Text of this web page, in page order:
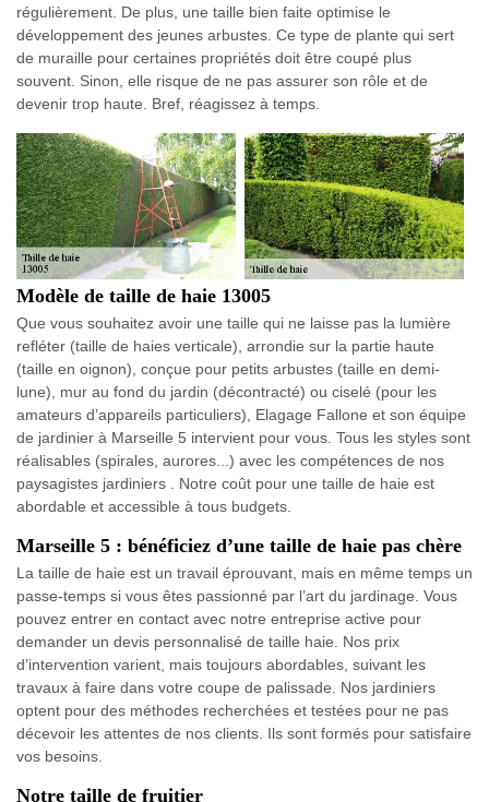
régulièrement. De plus, une taille bien faite optimise le
développement des jeunes arbustes. Ce type de plante qui sert
de muraille pour certaines propriétés doit être coupé plus
souvent. Sinon, elle risque de ne pas assurer son rôle et de
devenir trop haute. Bref, réagissez à temps.
Modèle de taille de haie 13005
Que vous souhaitez avoir une taille qui ne laisse pas la lumière
refléter (taille de haies verticale), arrondie sur la partie haute
(taille en oignon), conçue pour petits arbustes (taille en demi-
lune), mur au fond du jardin (décontracté) ou ciselé (pour les
amateurs d’appareils particuliers), Elagage Fallone et son équipe
de jardinier à Marseille 5 intervient pour vous. Tous les styles sont
réalisables (spirales, aurores...) avec les compétences de nos
paysagistes jardiniers . Notre coût pour une taille de haie est
abordable et accessible à tous budgets.
Marseille 5 : bénéficiez d’une taille de haie pas chère
La taille de haie est un travail éprouvant, mais en même temps un
passe-temps si vous êtes passionné par l’art du jardinage. Vous
pouvez entrer en contact avec notre entreprise active pour
demander un devis personnalisé de taille haie. Nos prix
d’intervention varient, mais toujours abordables, suivant les
travaux à faire dans votre coupe de palissade. Nos jardiniers
optent pour des méthodes recherchées et testées pour ne pas
décevoir les attentes de nos clients. Ils sont formés pour satisfaire
vos besoins.
Notre taille de fruitier